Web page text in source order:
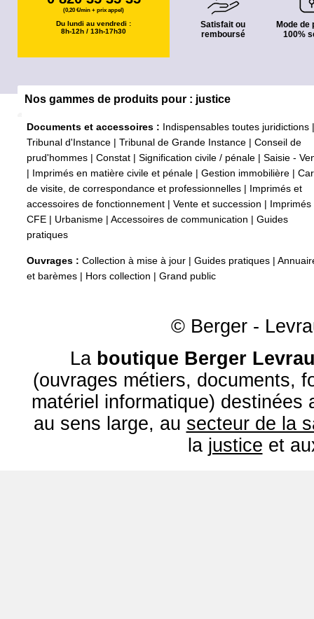
(0,20 €/min + prix appel)
Du lundi au vendredi :
8h-12h / 13h-17h30
Satisfait ou
remboursé
Mode de
100%
Nos gammes de produits pour : justice
Documents et accessoires : Indispensables toutes juridictions
Tribunal d'Instance
Tribunal de Grande Instance
Conseil de
prud'hommes
Constat Signification civile / pénale
Saisie -
Imprimés en matière civile et pénale Gestion immobilière
de visite, de correspondance et professionnelles
Imprimés et
accessoires de fonctionnement
Vente et succession
Imprimés
CFE
Urbanisme Accessoires de communication
Guides
pratiques
Ouvrages : Collection à mise à jour Guides pratiques
et barèmes
Hors collection Grand public
© Berger -
La boutique Berger
(ouvrages métiers, documents,
matériel informatique) destinées
au sens large, au secteur de la
la justice et